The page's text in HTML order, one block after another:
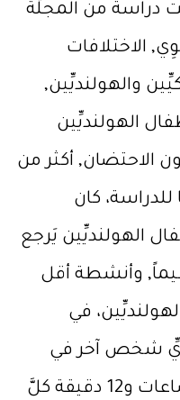
فحصت دراسة من المجلَّة
الاختلافات
والهولنديِّين,
الهولنديِّين
الاحتضان, أكثر من
للدراسة، كان
الهولنديِّين يَرجع
وأنشطة أقل
في
أيِّ شخص آخر في
العالم: ما مجموعه ثماني ساعات و12 دقيقة كلَّ